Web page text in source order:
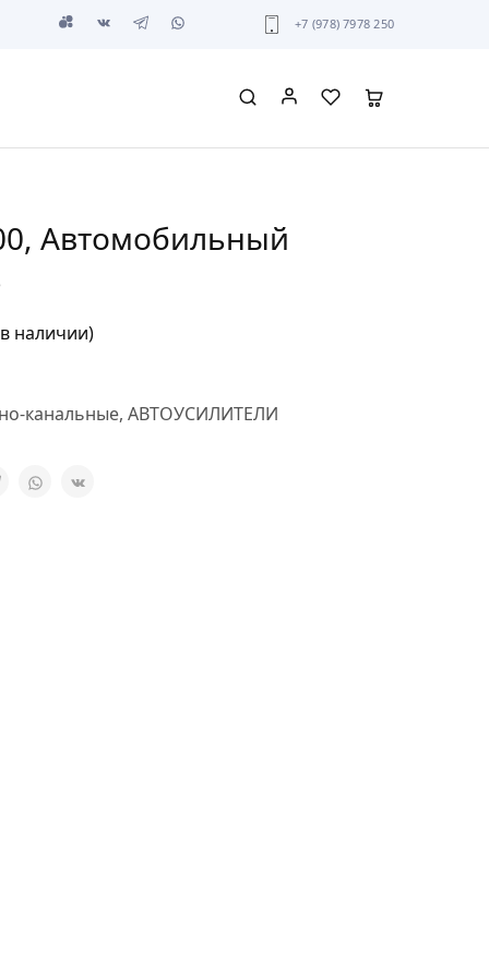
+7 (978) 7978 250
Автомобильный
наличии)
канальные, АВТОУСИЛИТЕЛИ